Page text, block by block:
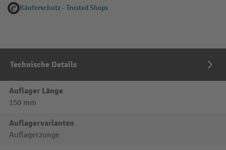
Käuferschutz - Trusted Shops
Technische Details
Auflager Länge
150 mm
Auflagervarianten
Auflagerzunge